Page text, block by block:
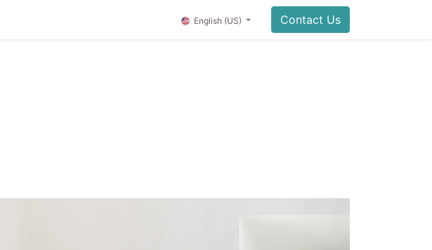
English (US) Contact Us